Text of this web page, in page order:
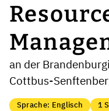
an der
Cottbus-
Sprache: Englisch 1